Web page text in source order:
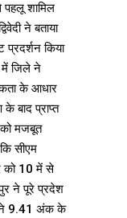
शामिल
ने बताया
किया
में जिले ने
के आधार
के बाद प्राप्त
मजबूत
सीएम
को 10 में से
ने पूरे प्रदेश
ने 9.41 अंक के